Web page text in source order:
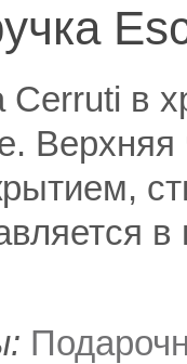
Cerruti в
Верхняя